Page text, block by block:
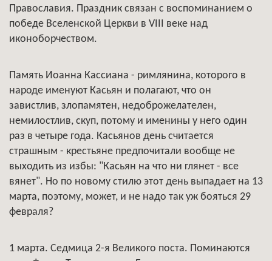
Православия. Праздник связан с воспоминанием о
победе Вселенской Церкви в VIII веке над
иконоборчеством.
Память Иоанна Кассиана - римлянина, которого в
народе именуют Касьян и полагают, что он
завистлив, злопамятен, недоброжелателен,
немилостлив, скуп, потому и именины у него один
раз в четыре года. Касьянов день считается
страшным - крестьяне предпочитали вообще не
выходить из избы: "Касьян на что ни глянет - все
вянет". Но по новому стилю этот день выпадает на 13
марта, поэтому, может, и не надо так уж бояться 29
февраля?
1 марта. Седмица 2-я Великого поста. Поминаются